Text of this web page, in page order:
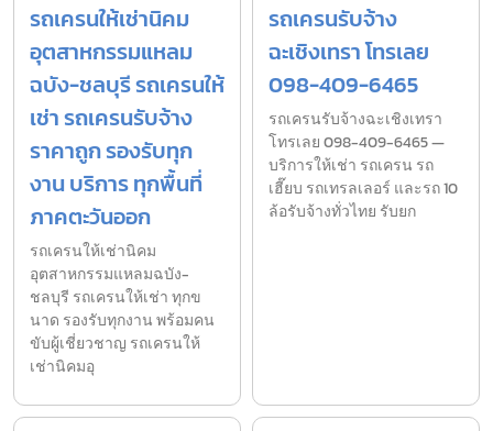
รถเครนให้เช่านิคม
อุตสาหกรรมแหลม
ฉบัง-ชลบุรี รถเครนให้
เช่า รถเครนรับจ้าง
ราคาถูก รองรับทุก
งาน บริการ ทุกพื้นที่
ภาคตะวันออก
รถเครนให้เช่านิคม
อุตสาหกรรมแหลมฉบัง-
ชลบุรี รถเครนให้เช่า ทุกข
นาด รองรับทุกงาน พร้อมคน
ขับผู้เชี่ยวชาญ รถเครนให้
เช่านิคมอุ
รถเครนรับจ้าง
ฉะเชิงเทรา โทรเลย
098-409-6465
รถเครนรับจ้างฉะเชิงเทรา
โทรเลย 098-409-6465 —
บริการให้เช่า รถเครน รถ
เฮี๊ยบ รถเทรลเลอร์ และรถ 10
ล้อรับจ้างทั่วไทย รับยก